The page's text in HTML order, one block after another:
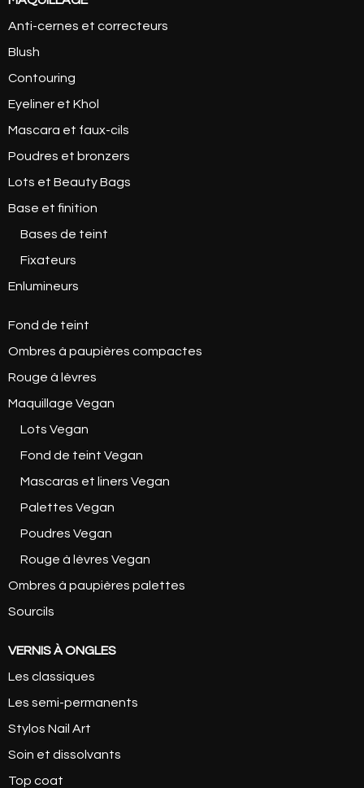
Anti-cernes et correcteurs
Blush
Contouring
Eyeliner et Khol
Mascara et faux-cils
Poudres et bronzers
Lots et Beauty Bags
Base et finition
Bases de teint
Fixateurs
Enlumineurs
Fond de teint
Ombres à paupières compactes
Rouge à lèvres
Maquillage Vegan
Lots Vegan
Fond de teint Vegan
Mascaras et liners Vegan
Palettes Vegan
Poudres Vegan
Rouge à lèvres Vegan
Ombres à paupières palettes
Sourcils
VERNIS À ONGLES
Les classiques
Les semi-permanents
Stylos Nail Art
Soin et dissolvants
Top coat